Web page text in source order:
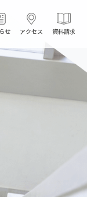
せ アクセス 資料請求